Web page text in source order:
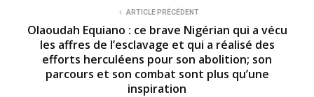
ARTICLE PRÉCÉDENT
Olaoudah Equiano : ce brave Nigérian qui a vécu
les affres de l’esclavage et qui a réalisé des
efforts herculéens pour son abolition; son
parcours et son combat sont plus qu’une
inspiration